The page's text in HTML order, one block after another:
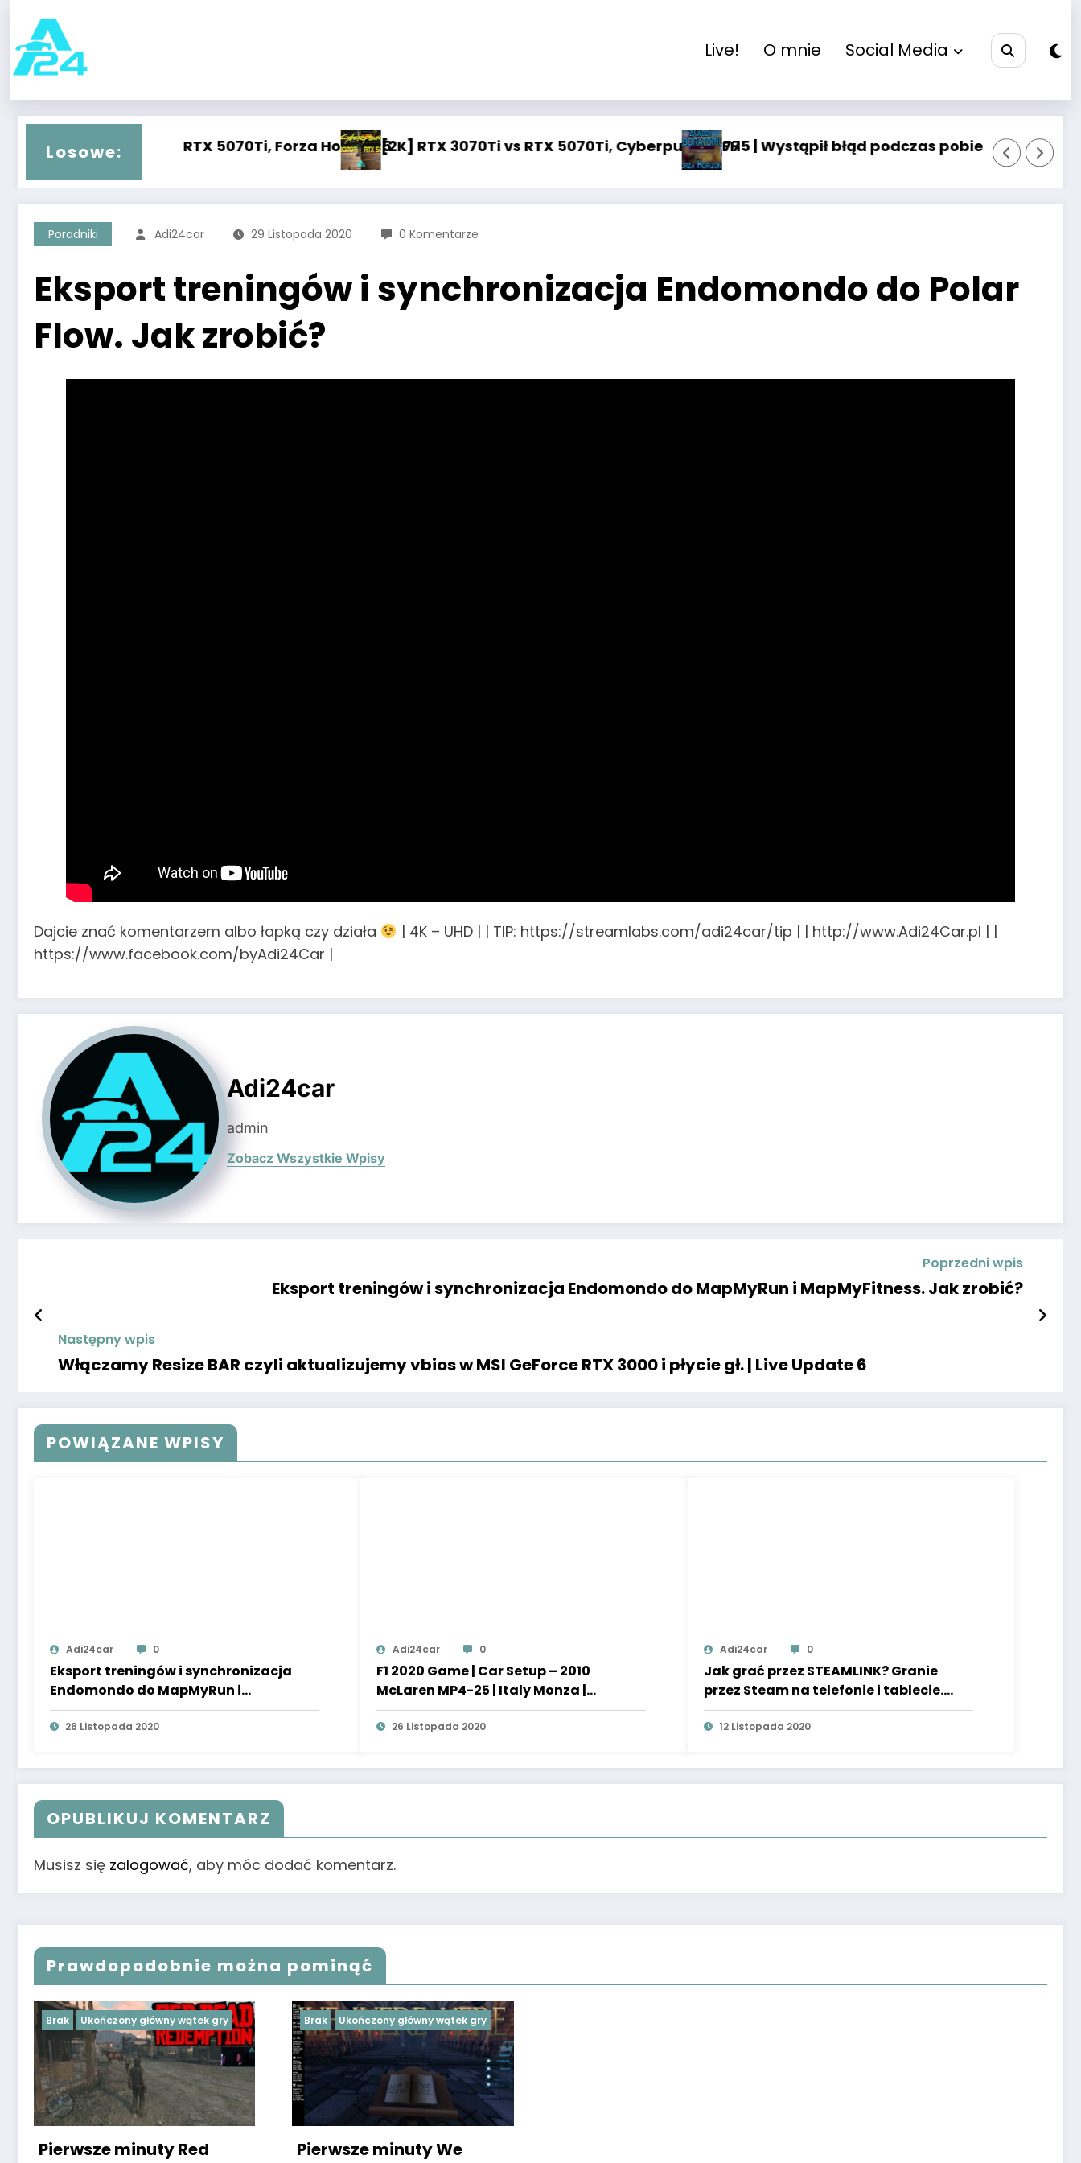
treści
Live! O mnie Social Media
Losowe:
vs RTX 5070Ti, Forza Horizon 5[2K] RTX 3070Ti vs RTX 5070Ti, Cyberpunk 2077FH5 | Wystąpił błąd podczas pobierania zawodów laboratorium
Czujnik
Poradniki Adi24car 29 Listopada 2020 0 Komentarze
Eksport treningów i synchronizacja Endomondo do Polar
Flow. Jak zrobić?
Dajcie znać komentarzem albo łapką czy działa
| 4K – UHD | | TIP: https://streamlabs.com/adi24car/tip | | http://www.Adi24Car.pl | |
https://www.facebook.com/byAdi24Car |
Adi24car
admin
Zobacz Wszystkie Wpisy
Poprzedni wpis
Eksport treningów i synchronizacja Endomondo do MapMyRun i MapMyFitness. Jak zrobić?
Następny wpis
Włączamy Resize BAR czyli aktualizujemy vbios w MSI GeForce RTX 3000 i płycie gł. | Live Update 6
POWIĄZANE WPISY
Adi24car 0
Eksport treningów i synchronizacja
Endomondo do MapMyRun i
MapMyFitness. Jak zrobić?
26 Listopada 2020
Adi24car 0
F1 2020 Game | Car Setup – 2010
McLaren MP4-25 | Italy Monza |
Thrustmaster T300 RS
26 Listopada 2020
Adi24car 0
Jak grać przez STEAMLINK? Granie
przez Steam na telefonie i tablecie.
Uruchomienie CS: GO!
12 Listopada 2020
OPUBLIKUJ KOMENTARZ
Musisz się zalogować, aby móc dodać komentarz.
Prawdopodobnie można pominąć
Brak Ukończony główny wątek gry
Pierwsze minuty Red
Brak Ukończony główny wątek gry
Pierwsze minuty We